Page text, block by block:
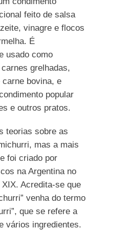
feito de salsa
vinagre e flocos
É
usado como
grelhadas,
bovina, e
popular
e outros pratos.
teorias sobre as
mas a mais
foi criado por
na Argentina no
Acredita-se que
venha do termo
que se refere a
vários ingredientes.